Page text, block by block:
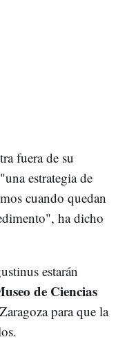
fuera de su
estrategia de
cuando quedan
ha dicho
estarán
de Ciencias
para que la